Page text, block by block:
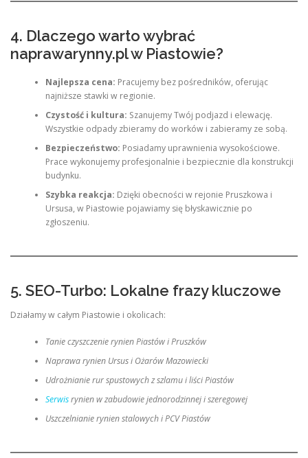
4. Dlaczego warto wybrać
naprawarynny.pl w Piastowie?
Najlepsza cena: Pracujemy bez pośredników, oferując
najniższe stawki w regionie.
Czystość i kultura: Szanujemy Twój podjazd i elewację.
Wszystkie odpady zbieramy do worków i zabieramy ze sobą.
Bezpieczeństwo: Posiadamy uprawnienia wysokościowe.
Prace wykonujemy profesjonalnie i bezpiecznie dla konstrukcji
budynku.
Szybka reakcja: Dzięki obecności w rejonie Pruszkowa i
Ursusa, w Piastowie pojawiamy się błyskawicznie po
zgłoszeniu.
5. SEO-Turbo: Lokalne frazy kluczowe
Działamy w całym Piastowie i okolicach:
Tanie czyszczenie rynien Piastów i Pruszków
Naprawa rynien Ursus i Ożarów Mazowiecki
Udrożnianie rur spustowych z szlamu i liści Piastów
Serwisrynien w zabudowie jednorodzinnej i szeregowej
Uszczelnianie rynien stalowych i PCV Piastów